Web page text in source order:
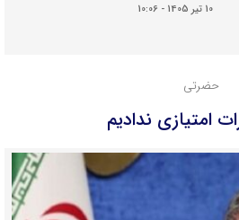
10 تیر 1405 - 10:06
حضرتی
امتیازی ندادیم